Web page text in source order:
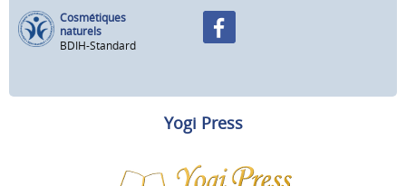
Cosmétiques
naturels
BDIH-Standard
Yogi Press